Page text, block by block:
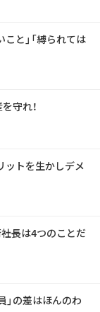
と」「縛られては
守れ！
ットを生かしデメ
社長は4つのことだ
」の差はほんのわ